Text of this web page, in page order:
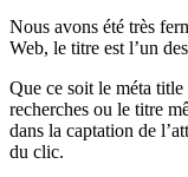
Nous avons été très
Web, le titre est l’un
Que ce soit le méta
recherches ou le titre
dans la captation de
du clic.